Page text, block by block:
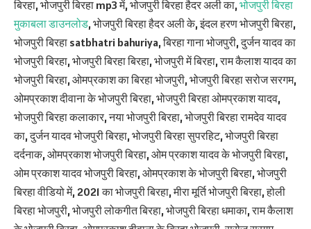
बिरहा, भोजपुरी बिरहा mp3 में, भोजपुरी बिरहा हैदर अली का,भोजपुरी बिरहा
मुकाबला डाउनलोड, भोजपुरी बिरहा हैदर अली के, इंदल हरण भोजपुरी बिरहा,
भोजपुरी बिरहा satbhatri bahuriya, बिरहा गाना भोजपुरी, दुर्जन यादव का
भोजपुरी बिरहा, भोजपुरी बिरहा बिरहा, भोजपुरी में बिरहा, राम कैलाश यादव का
भोजपुरी बिरहा, ओमप्रकाश का बिरहा भोजपुरी, भोजपुरी बिरहा सरोज सरगम,
ओमप्रकाश दीवाना के भोजपुरी बिरहा, भोजपुरी बिरहा ओमप्रकाश यादव,
भोजपुरी बिरहा कलाकार, नया भोजपुरी बिरहा, भोजपुरी बिरहा रामदेव यादव
का, दुर्जन यादव भोजपुरी बिरहा, भोजपुरी बिरहा सुपरहिट, भोजपुरी बिरहा
दर्दनाक, ओमप्रकाश भोजपुरी बिरहा, ओम प्रकाश यादव के भोजपुरी बिरहा,
ओम प्रकाश यादव भोजपुरी बिरहा, ओमप्रकाश के भोजपुरी बिरहा, भोजपुरी
बिरहा वीडियो में, 2021 का भोजपुरी बिरहा, मीरा मूर्ति भोजपुरी बिरहा, होली
बिरहा भोजपुरी, भोजपुरी लोकगीत बिरहा, भोजपुरी बिरहा धमाका, राम कैलाश